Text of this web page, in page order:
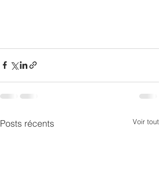
Posts récents Voir tout